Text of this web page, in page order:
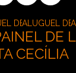
DE PAINEL
ALUGUEL DE
DE
CECÍLIA